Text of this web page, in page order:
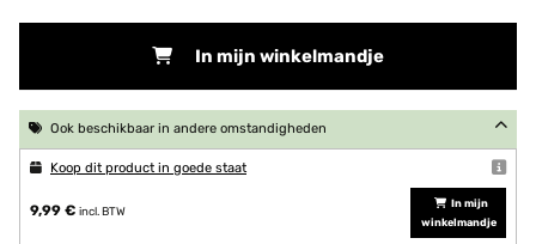
In mijn winkelmandje
Ook beschikbaar in andere omstandigheden
Koop dit product in goede staat
9,99 € incl. BTW
In mijn
winkelmandje